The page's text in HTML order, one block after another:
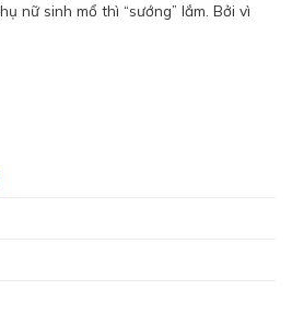
nữ sinh mổ thì “sướng” lắm. Bởi vì